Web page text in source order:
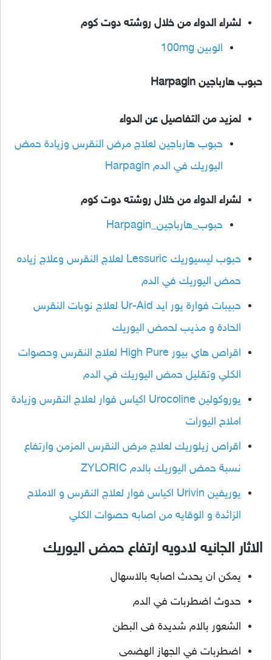
لشراء الدواء من خلال روشته دوت كوم
الوبين 100mg
حبوب هارباجين Harpagin
لمزيد من التفاصيل عن الدواء
حبوب هارباجين لعلاج مرض النقرس وزيادة حمض
اليوريك في الدم Harpagin
لشراء الدواء من خلال روشته دوت كوم
حبوب_هارباجين_Harpagin
حبوب ليسيوريك Lessuric لعلاج النقرس وعلاج زياده
حمض اليوريك في الدم
حبيبات فوارة يور ايد Ur-Aid لعلاج نوبات النقرس
الحادة و مذيب لحمض اليوريك
اقراص هاي بيور High Pure لعلاج النقرس وحصوات
الكلي وتقليل حمض اليوريك في الدم
يوروكولين Urocoline اكياس فوار لعلاج النقرس وزيادة
املاح اليورات
اقراص زيلوريك لعلاج مرض النقرس المزمن وارتفاع
نسبة حمض اليوريك بالدم ZYLORIC
يوريفين Urivin اكياس فوار لعلاج النقرس و الاملاح
الزائدة و الوقايه من اصابه حصوات الكلي
الاثار الجانيه لادويه ارتفاع حمض اليوريك
يمكن ان يحدث اصابه بالاسهال
حدوث اضطربات في الدم
الشعور بالام شديدة فى البطن
اضطربات في الجهاز الهضمى